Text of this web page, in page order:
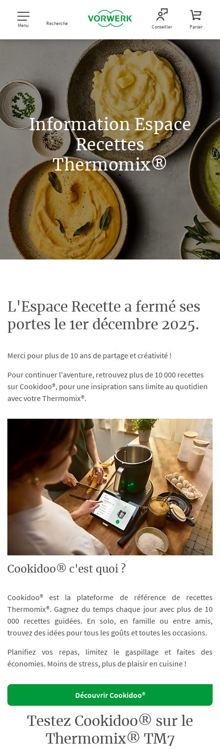
Menu Recherche Conseiller Panier
Information Espace
Recettes
Thermomix®
L'Espace Recette a fermé ses
portes le 1er décembre 2025.
Merci pour plus de 10 ans de partage et créativité !
Pour continuer l'aventure, retrouvez plus de 10 000 recettes
sur Cookidoo®, pour une insipration sans limite au quotidien
avec votre Thermomix®.
Cookidoo® c'est quoi ?
Cookidoo® est la plateforme de référence de recettes
Thermomix®. Gagnez du temps chaque jour avec plus de 10
000 recettes guidées. En solo, en famille ou entre amis,
trouvez des idées pour tous les goûts et toutes les occasions.
Planifiez vos repas, limitez le gaspillage et faites des
économies. Moins de stress, plus de plaisir en cuisine !
Découvrir Cookidoo®
Testez Cookidoo® sur le
Thermomix® TM7